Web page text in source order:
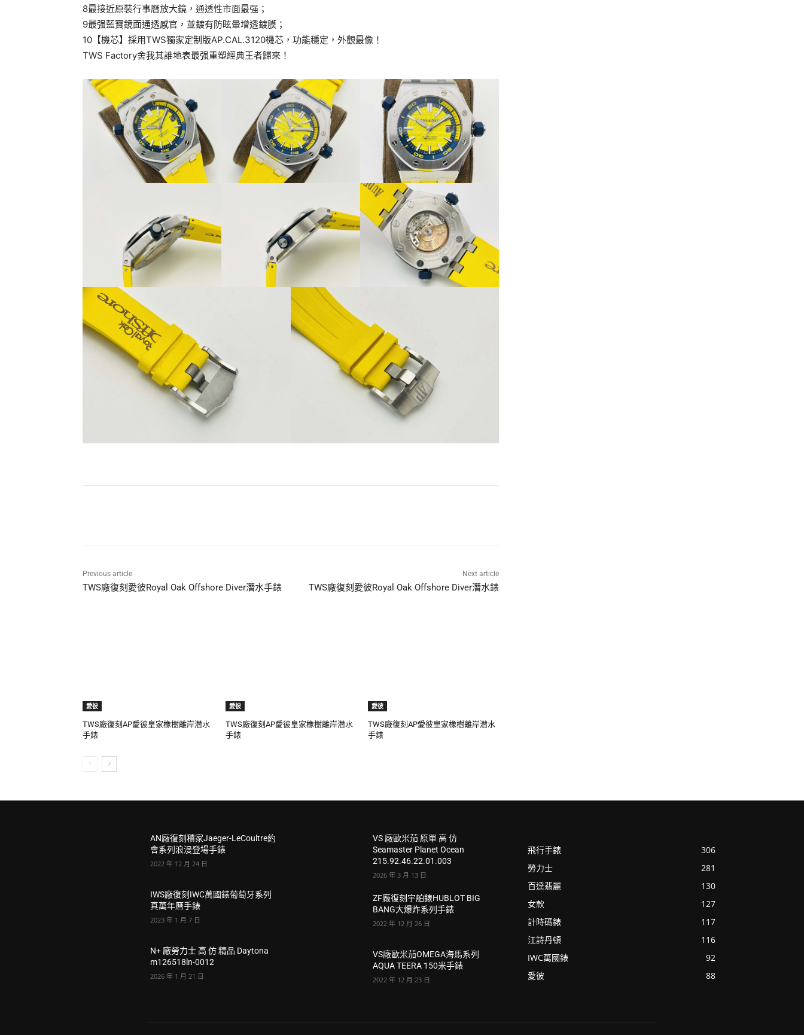
8最接近原裝行事曆放大鏡，通透性市面最强；
9最强藍寶鏡面通透感官，並鍍有防眩暈增透鍍膜；
10【機芯】採用TWS獨家定制版AP.CAL.3120機芯，功能穩定，外觀最像！
TWS Factory舍我其誰地表最强重塑經典王者歸來！
Previous article
TWS廠復刻愛彼Royal Oak Offshore Diver潛水手錶
Next article
TWS廠復刻愛彼Royal Oak Offshore Diver潛水錶
愛彼
TWS廠復刻AP愛彼皇家橡樹離岸潜水
手錶
愛彼
TWS廠復刻AP愛彼皇家橡樹離岸潜水
手錶
愛彼
TWS廠復刻AP愛彼皇家橡樹離岸潜水
手錶
AN廠復刻積家Jaeger-LeCoultre約
會系列浪漫登場手錶
2022 年 12 月 24 日
IWS廠復刻IWC萬國錶葡萄牙系列
真萬年曆手錶
2023 年 1 月 7 日
N+ 廠勞力士 高 仿 精品 Daytona
m126518ln-0012
2026 年 1 月 21 日
VS 廠歐米茄 原單 高 仿
Seamaster Planet Ocean
215.92.46.22.01.003
2026 年 3 月 13 日
ZF廠復刻宇舶錶HUBLOT BIG
BANG大爆炸系列手錶
2022 年 12 月 26 日
VS廠歐米茄OMEGA海馬系列
AQUA TEERA 150米手錶
2022 年 12 月 23 日
飛行手錶
306
勞力士
281
百達翡麗
130
女款
127
計時碼錶
117
江詩丹頓
116
IWC萬國錶
92
愛彼
88